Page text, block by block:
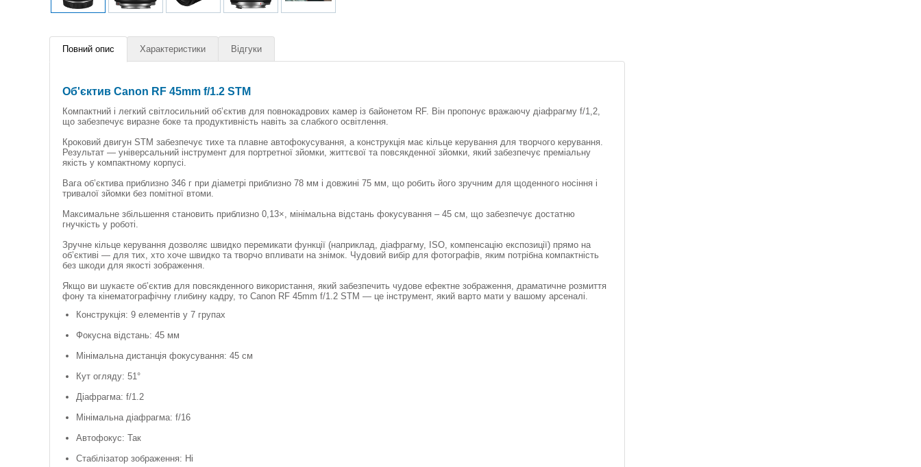
Повний опис Характеристики Відгуки
Об'єктив Canon RF 45mm f/1.2 STM
Компактний і легкий світлосильний об’єктив для повнокадрових камер із байонетом RF. Він пропонує вражаючу діафрагму f/1,2,
що забезпечує виразне боке та продуктивність навіть за слабкого освітлення.
Кроковий двигун STM забезпечує тихе та плавне автофокусування, а конструкція має кільце керування для творчого керування.
Результат — універсальний інструмент для портретної зйомки, життєвої та повсякденної зйомки, який забезпечує преміальну
якість у компактному корпусі.
Вага об’єктива приблизно 346 г при діаметрі приблизно 78 мм і довжині 75 мм, що робить його зручним для щоденного носіння і
тривалої зйомки без помітної втоми.
Максимальне збільшення становить приблизно 0,13×, мінімальна відстань фокусування – 45 см, що забезпечує достатню
гнучкість у роботі.
Зручне кільце керування дозволяє швидко перемикати функції (наприклад, діафрагму, ISO, компенсацію експозиції) прямо на
об’єктиві — для тих, хто хоче швидко та творчо впливати на знімок. Чудовий вибір для фотографів, яким потрібна компактність
без шкоди для якості зображення.
Якщо ви шукаєте об’єктив для повсякденного використання, який забезпечить чудове ефектне зображення, драматичне розмиття
фону та кінематографічну глибину кадру, то Canon RF 45mm f/1.2 STM — це інструмент, який варто мати у вашому арсеналі.
Конструкція: 9 елементів у 7 групах
Фокусна відстань: 45 мм
Мінімальна дистанція фокусування: 45 см
Кут огляду: 51°
Діафрагма: f/1.2
Мінімальна діафрагма: f/16
Автофокус: Так
Стабілізатор зображення: Ні